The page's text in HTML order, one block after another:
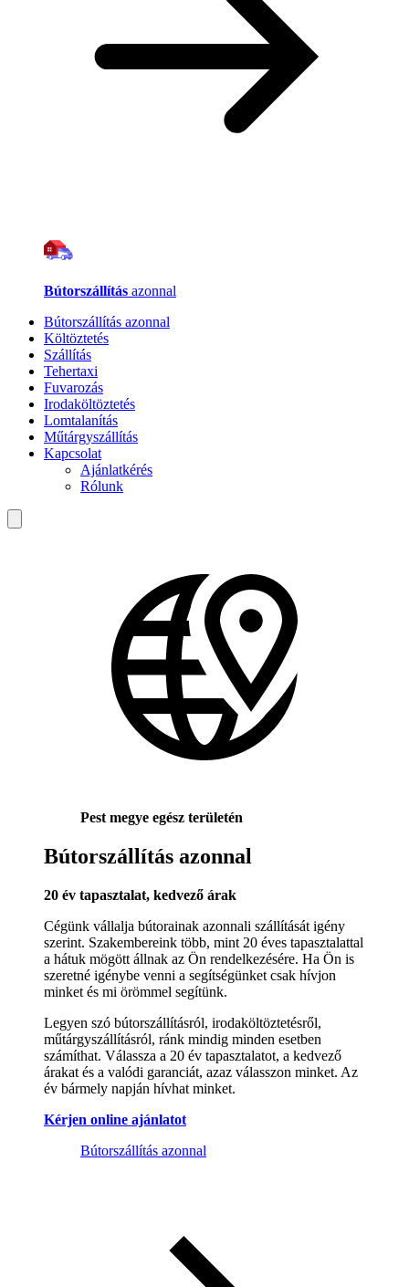
Bútorszállítás azonnal
Bútorszállítás azonnal
Költöztetés
Szállítás
Tehertaxi
Fuvarozás
Irodaköltöztetés
Lomtalanítás
Műtárgyszállítás
Kapcsolat
Ajánlatkérés
Rólunk
Pest megye egész területén
Bútorszállítás azonnal
20 év tapasztalat, kedvező árak
Cégünk vállalja bútorainak azonnali szállítását igény
szerint. Szakembereink több, mint 20 éves tapasztalattal
a hátuk mögött állnak az Ön rendelkezésére. Ha Ön is
szeretné igénybe venni a segítségünket csak hívjon
minket és mi örömmel segítünk.
Legyen szó bútorszállításról, irodaköltöztetésről,
műtárgyszállításról, ránk mindig minden esetben
számíthat. Válassza a 20 év tapasztalatot, a kedvező
árakat és a valódi garanciát, azaz válasszon minket. Az
év bármely napján hívhat minket.
Kérjen online ajánlatot
Bútorszállítás azonnal